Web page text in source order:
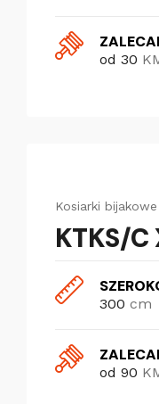
od 30
Kosiarki bijakowe
KTKS/C
300 cm
od 90